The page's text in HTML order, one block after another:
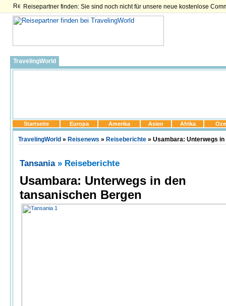
Reisepartner finden: Sie sind noch nicht für unsere neue kostenlose
TravelingWorld
Startseite Europa Amerika Asien Afrika
TravelingWorld » Reisenews » Reiseberichte » Usambara: Unterwegs
Tansania» Reiseberichte
Usambara: Unterwegs in den
tansanischen Bergen